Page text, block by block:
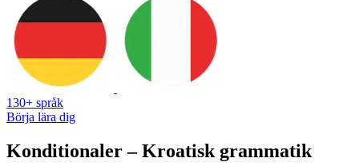
130+ språk
Börja lära dig
Konditionaler – Kroatisk grammatik